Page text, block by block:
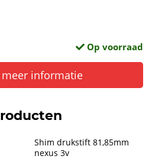
Op voorraad
meer informatie
Shim drukstift 81,85mm
nexus 3v